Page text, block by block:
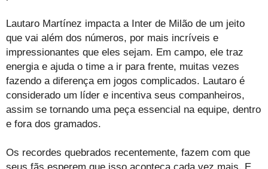
Lautaro Martínez impacta a Inter de Milão de um jeito
que vai além dos números, por mais incríveis e
impressionantes que eles sejam. Em campo, ele traz
energia e ajuda o time a ir para frente, muitas vezes
fazendo a diferença em jogos complicados. Lautaro é
considerado um líder e incentiva seus companheiros,
assim se tornando uma peça essencial na equipe, dentro
e fora dos gramados.
Os recordes quebrados recentemente, fazem com que